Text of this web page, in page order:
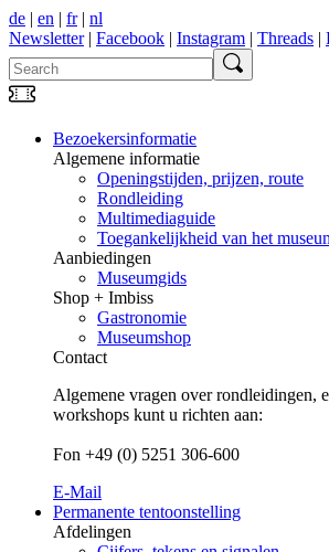
de | en | fr| nl
Newsletter| Facebook | Instagram | Threads |
Bezoekersinformatie
Algemene informatie
Openingstijden, prijzen, route
Rondleiding
Multimediaguide
Toegankelijkheid van het
Aanbiedingen
Museumgids
Shop + Imbiss
Gastronomie
Museumshop
Contact
Algemene vragen over rondleidingen,
workshops kunt u richten aan:
Fon +49 (0) 5251 306-600
E-Mail
Permanente tentoonstelling
Afdelingen